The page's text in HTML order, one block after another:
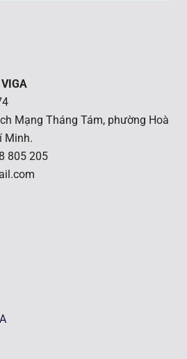
Mạng Tháng Tám, phường Hoà
Minh.
805 205